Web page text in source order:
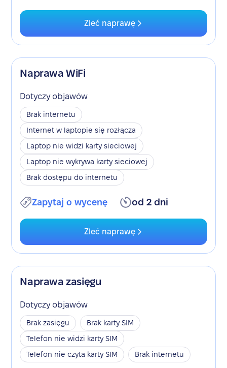
Zleć naprawę
Naprawa WiFi
Dotyczy objawów
Brak internetu
Internet w laptopie się rozłącza
Laptop nie widzi karty sieciowej
Laptop nie wykrywa karty sieciowej
Brak dostępu do internetu
Zapytaj o wycenę od 2 dni
Zleć naprawę
Naprawa zasięgu
Dotyczy objawów
Brak zasięgu
Brak karty SIM
Telefon nie widzi karty SIM
Telefon nie czyta karty SIM
Brak internetu